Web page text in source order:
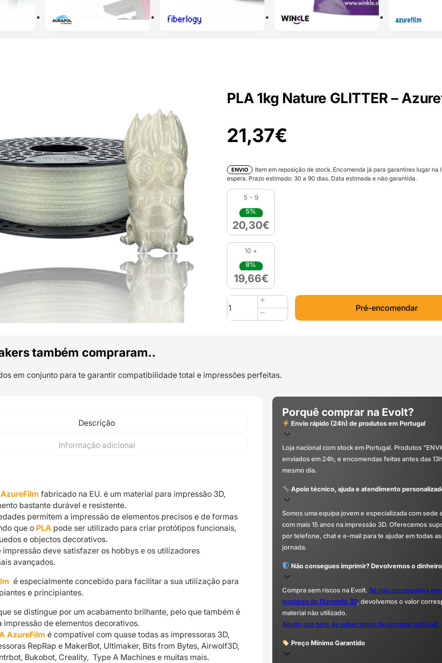
PLA 1kg Nature GLITTER –
21,37€
ENVIO
Item em reposição de stock. Encomenda já para garantires lugar na
espera. Prazo estimado: 30 a 90 dias. Data estimada e não garantida.
5 - 9
5%
20,30€
10 +
8%
19,66€
Quantidade
de
PLA
Azurefilm
Pré-encomendar
também compraram..
em conjunto para te garantir compatibilidade total e impressões perfeitas.
Descrição
Informação adicional
fabricado na EU. é um material para impressão 3D,
bastante durável e resistente.
permitem a impressão de elementos precisos e de formas
que o PLA pode ser utilizado para criar protótipos funcionais,
e objectos decorativos.
deve satisfazer os hobbys e os utilizadores
avançados.
é especialmente concebido para facilitar a sua utilização para
e principiantes.
se distingue por um acabamento brilhante, pelo que também é
impressão de elementos decorativos.
AzureFilm é compatível com quase todas as impressoras 3D,
RepRap e MakerBot, Ultimaker, Bits from Bytes, Airwolf3D,
Bukobot, Creality, Type A Machines e muitas mais.
Porquê comprar na Evolt?
Envio rápido (24h) de produtos em Portugal
Loja nacional com stock em Portugal. Produtos
enviados em 24h, e encomendas feitas antes das
mesmo dia.
Apoio técnico, ajuda e atendimento
Somos uma equipa jovem e especializada com sede
com mais 15 anos na impressão 3D. Oferecemos
por telefone, chat e e-mail para te ajudar em todas
jornada.
Não consegues imprimir? Devolvemos o
Compra sem riscos na Evolt. Se não conseguires
gostares do filamento 3D, devolvemos o valor
material não utilizado.
Aquilo que tens de saber antes de comprar na Evolt.
Preço Mínimo Garantido